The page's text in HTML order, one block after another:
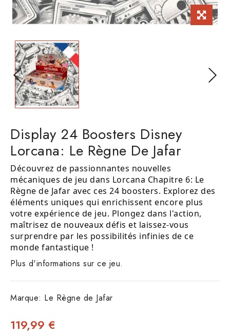
Display 24 Boosters Disney
Lorcana: Le Règne De Jafar
Découvrez de passionnantes nouvelles
mécaniques de jeu dans Lorcana Chapitre 6: Le
Règne de Jafar avec ces 24 boosters. Explorez des
éléments uniques qui enrichissent encore plus
votre expérience de jeu. Plongez dans l'action,
maîtrisez de nouveaux défis et laissez-vous
surprendre par les possibilités infinies de ce
monde fantastique !
Plus d'informations sur ce jeu.
Marque: Le Règne de Jafar
119,99 €